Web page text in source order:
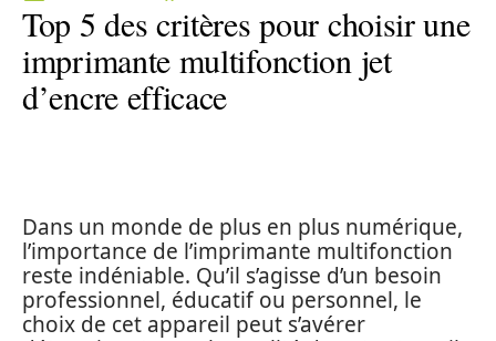
Top 5 des critères pour choisir une
imprimante multifonction jet
d’encre efficace
Dans un monde de plus en plus numérique,
l’importance de l’imprimante multifonction
reste indéniable. Qu’il s’agisse d’un besoin
professionnel, éducatif ou personnel, le
choix de cet appareil peut s’avérer